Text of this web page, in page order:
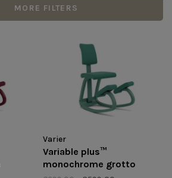
MORE FILTERS
Varier
Variable plus™
monochrome grotto